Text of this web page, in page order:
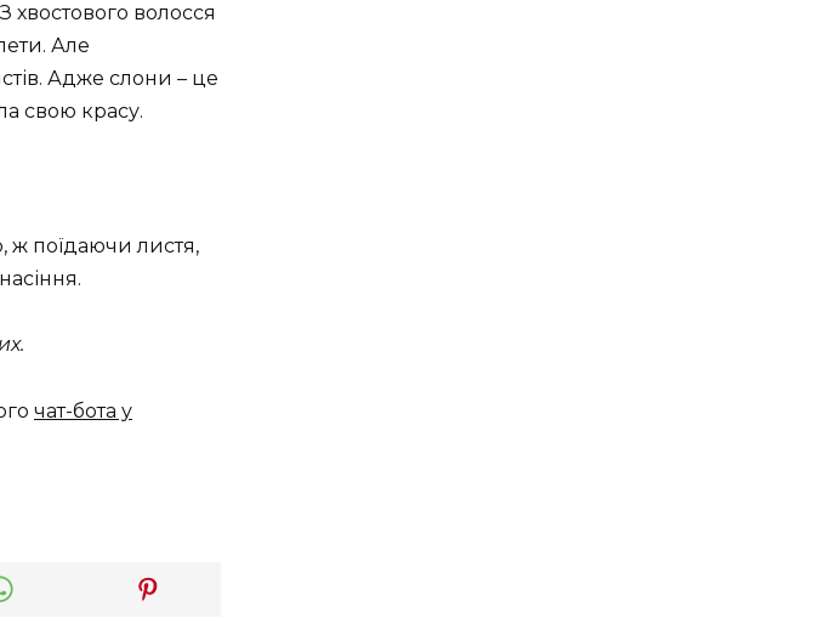
хвостового волосся
Але
Адже слони – це
свою красу.
ж поїдаючи листя,
чат-бота у